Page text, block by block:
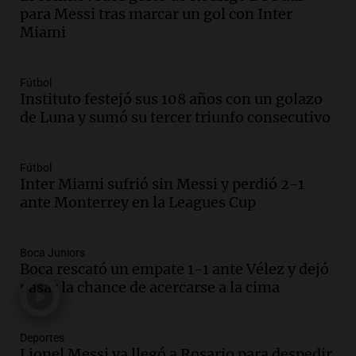
firmó Jorge Messi para el primer
contrato de Leo con Barcelona
Audio.Joan Gaspart: "Sin Jorge, no sé si
Messi hubiera llegado adonde llegó"
Audio.El orgullo y el sueño argentino de
Jorge Messi en una entrevista con Rony
Episodios
Audio.El abuelo de Agostina Vega, tras
Una mañana para todos
para Messi tras marcar un gol con Inter
Miami
Fútbol
Instituto festejó sus 108 años con un golazo
de Luna y sumó su tercer triunfo consecutivo
Fútbol
Inter Miami sufrió sin Messi y perdió 2-1
ante Monterrey en la Leagues Cup
Boca Juniors
Boca rescató un empate 1-1 ante Vélez y dejó
pasar la chance de acercarse a la cima
Deportes